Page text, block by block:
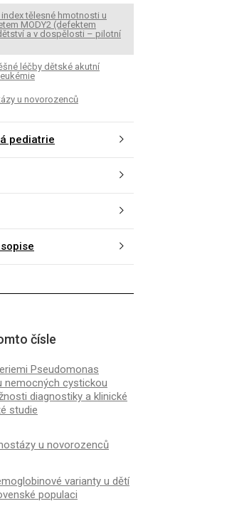
tělesné hmotnosti u
MODY2 (defektem
a v dospělosti – pilotní
léčby dětské akutní
u novorozenců
pediatrie
čísle
Pseudomonas
nemocných cystickou
diagnostiky a klinické
studie
u novorozenců
varianty u dětí
populaci